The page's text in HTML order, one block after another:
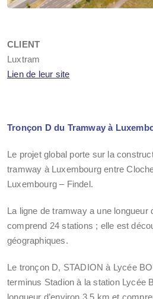
CLIENT
Luxtram
Lien de leur site
Tronçon D du Tramway à
Le projet global porte sur la
tramway à Luxembourg entre
Luxembourg – Findel.
La ligne de tramway a une longueur
comprend 24 stations ; elle est
géographiques.
Le tronçon D, STADION à Lycée
terminus Stadion à la station Lycée